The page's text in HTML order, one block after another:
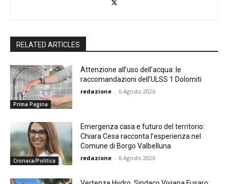
RELATED ARTICLES
Prima Pagina
Attenzione all’uso dell’acqua: le
raccomandazioni dell’ULSS 1 Dolomiti
redazione - 6 Agosto 2026
Cronaca/Politica
Emergenza casa e futuro del territorio:
Chiara Cesa racconta l’esperienza nel
Comune di Borgo Valbelluna
redazione - 6 Agosto 2026